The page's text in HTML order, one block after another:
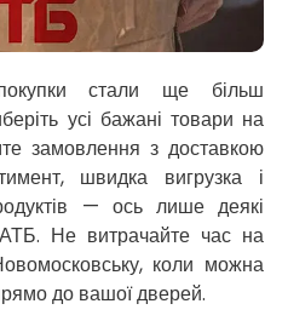
стали ще більш
усі бажані товари на
замовлення з доставкою
швидка вигрузка і
— ось лише деякі
Не витрачайте час на
коли можна
до вашої дверей.